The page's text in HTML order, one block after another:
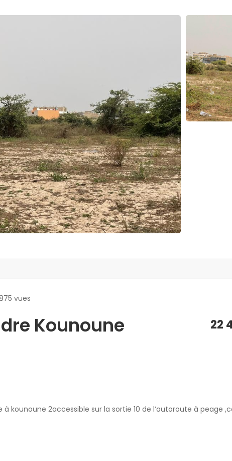
vues
Kounoune 22
kounoune 2accessible sur la sortie 10 de l’autoroute à peage